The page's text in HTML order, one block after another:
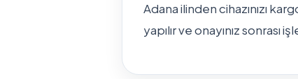
Adana ilinden cihazınızı
yapılır ve onayınız sonrası